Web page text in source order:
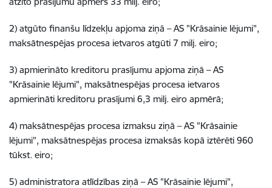
2) atgūto finanšu līdzekļu apjoma ziņā – AS "Krāsainie lējumi",
maksātnespējas procesa ietvaros atgūti 7 milj. eiro;
3) apmierināto kreditoru prasījumu apjoma ziņā – AS
"Krāsainie lējumi", maksātnespējas procesa ietvaros
apmierināti kreditoru prasījumi 6,3 milj. eiro apmērā;
4) maksātnespējas procesa izmaksu ziņā – AS "Krāsainie
lējumi", maksātnespējas procesa izmaksās kopā iztērēti 960
tūkst. eiro;
5) administratora atlīdzības ziņā – AS "Krāsainie lējumi",